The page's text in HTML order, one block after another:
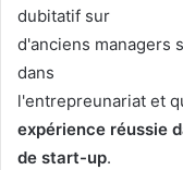
dubitatif sur
d'anciens managers
dans
l'entrepreunariat et
expérience réussie
de start-up.